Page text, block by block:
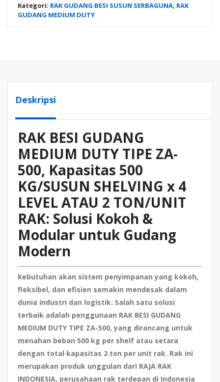
Kategori: RAK GUDANG BESI SUSUN SERBAGUNA, RAK
GUDANG MEDIUM DUTY
Deskripsi
RAK BESI GUDANG
MEDIUM DUTY TIPE ZA-
500, Kapasitas 500
KG/SUSUN SHELVING x 4
LEVEL ATAU 2 TON/UNIT
RAK: Solusi Kokoh &
Modular untuk Gudang
Modern
Kebutuhan akan sistem penyimpanan yang kokoh,
fleksibel, dan efisien semakin mendesak dalam
dunia industri dan logistik. Salah satu solusi
terbaik adalah penggunaan RAK BESI GUDANG
MEDIUM DUTY TIPE ZA-500, yang dirancang untuk
menahan beban 500 kg per shelf atau setara
dengan total kapasitas 2 ton per unit rak. Rak ini
merupakan produk unggulan dari RAJA RAK
INDONESIA, perusahaan rak terdepan di Indonesia